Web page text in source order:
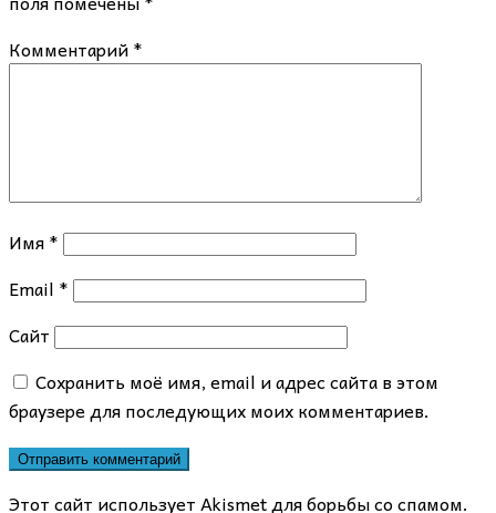
Комментарий*
Имя*
Email *
Сайт
Сохранить моё имя, email и адрес сайта в этом
браузере для последующих моих комментариев.
Этот сайт использует Akismet для борьбы со спамом.